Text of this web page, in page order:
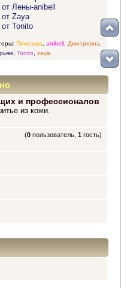
Лены-anibell
Zaya
Tonito
Пимошка anibell, Дмитревна
, Tonito zaya
и профессионалов
из кожи.
(0 пользователь,1 гость)